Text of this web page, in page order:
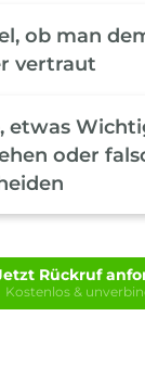
ob man
vertraut
etwas
oder
Rückruf
Kostenlos &